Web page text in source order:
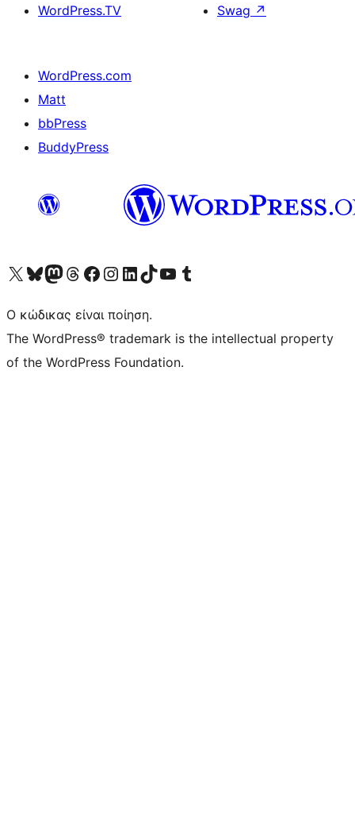
WordPress.TV
Swag ↗
WordPress.com
Matt
bbPress
BuddyPress
Visit our X (formerly Twitter) account
Visit our Bluesky account
Επισκεφθείτε τον λογαριασμό μας στο Mastodon
Visit our Threads account
Επισκεφτείτε τη σελίδα μας στο Facebook
Επισκεφθείτε τον λογαριασμό μας Instagram
Επισκεφθείτε τον λογαριασμό μας LinkedIn
Visit our TikTok account
Visit our YouTube channel
Visit our Tumblr account
Ο κώδικας είναι ποίηση.
The WordPress® trademark is the intellectual property
of the WordPress Foundation.